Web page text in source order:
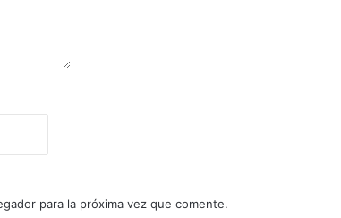
para la próxima vez que comente.